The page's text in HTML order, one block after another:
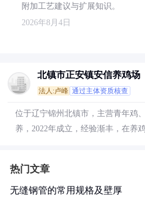
附加工艺建议与扩展知识。
2026年8月4日
北镇市正安镇安信养鸡场
法人:卢峰 通过主体资质核查
位于辽宁锦州北镇市，主营青年鸡
养，2022年成立，经验渐丰，在养
热门文章
无缝钢管的常用规格及壁厚